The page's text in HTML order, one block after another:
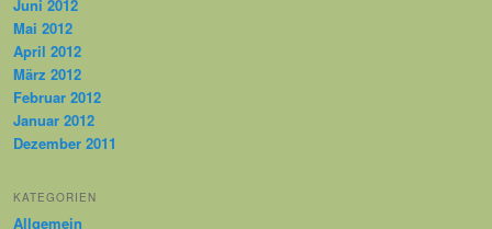
Juni 2012
Mai 2012
April 2012
März 2012
Februar 2012
Januar 2012
Dezember 2011
KATEGORIEN
Allgemein